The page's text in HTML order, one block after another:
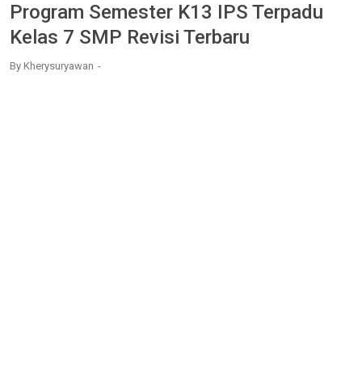
Program Semester K13 IPS Terpadu
Kelas 7 SMP Revisi Terbaru
By Kherysuryawan